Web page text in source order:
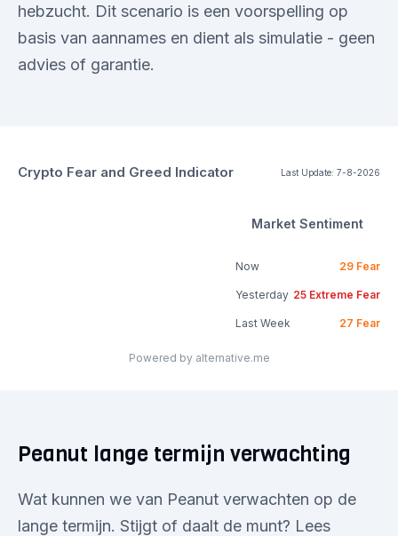
hebzucht. Dit scenario is een voorspelling op
basis van aannames en dient als simulatie - geen
advies of garantie.
Crypto Fear and Greed Indicator Last Update: 7-8-2026
Market Sentiment
Now 29 Fear
Yesterday 25 Extreme Fear
Last Week 27 Fear
Powered by alternative.me
Peanut lange termijn verwachting
Wat kunnen we van Peanut verwachten op de
lange termijn. Stijgt of daalt de munt? Lees